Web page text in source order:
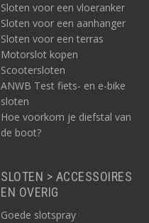
Sloten voor een vloeranker
Sloten voor een aanhanger
Sloten voor een terras
Motorslot kopen
Scootersloten
ANWB Test fiets- en e-bike
sloten
Hoe voorkom je diefstal van
de boot?
SLOTEN > ACCESSOIRES
EN OVERIG
Goede slotspray